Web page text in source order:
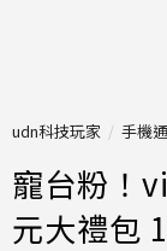
udn科技玩家 手機
寵台粉！
元大禮包